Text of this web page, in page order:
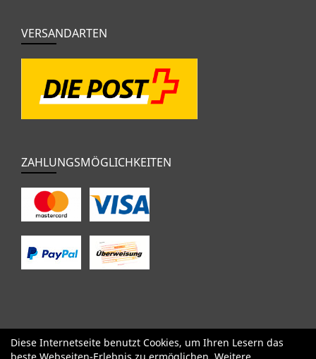
VERSANDARTEN
ZAHLUNGSMÖGLICHKEITEN
SALE Specialized Factor Cervélo BMC Orbea
Yeti
Diese Internetseite benutzt Cookies, um Ihren Lesern das